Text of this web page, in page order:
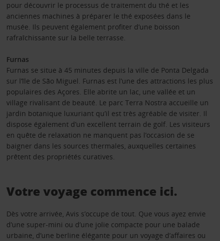
pour découvrir le processus de traitement du thé et les
anciennes machines à préparer le thé exposées dans le
musée. Ils peuvent également profiter d’une boisson
rafraîchissante sur la belle terrasse.
Furnas
Furnas se situe à 45 minutes depuis la ville de Ponta Delgada
sur l’île de São Miguel. Furnas est l’une des attractions les plus
populaires des Açores. Elle abrite un lac, une vallée et un
village rivalisant de beauté. Le parc Terra Nostra accueille un
jardin botanique luxuriant qu’il est très agréable de visiter. Il
dispose également d’un excellent terrain de golf. Les visiteurs
en quête de relaxation ne manquent pas l’occasion de se
baigner dans les sources thermales, auxquelles certaines
prêtent des propriétés curatives.
Votre voyage commence ici.
Dès votre arrivée, Avis s’occupe de tout. Que vous ayez envie
d’une super-mini ou d’une jolie compacte pour une balade
urbaine, d’une berline élégante pour un voyage d’affaires ou